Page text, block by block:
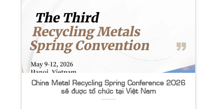
China Metal Recycling Spring Conference 2026
sẽ được tổ chức tại Việt Nam